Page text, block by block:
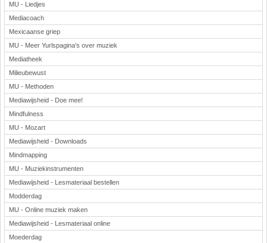
MU - Liedjes
Mediacoach
Mexicaanse griep
MU - Meer Yurlspagina's over muziek
Mediatheek
Milieubewust
MU - Methoden
Mediawijsheid - Doe mee!
Mindfulness
MU - Mozart
Mediawijsheid - Downloads
Mindmapping
MU - Muziekinstrumenten
Mediawijsheid - Lesmateriaal bestellen
Modderdag
MU - Online muziek maken
Mediawijsheid - Lesmateriaal online
Moederdag